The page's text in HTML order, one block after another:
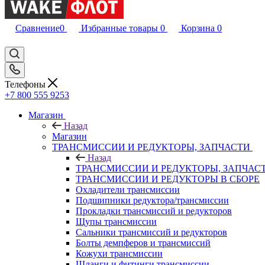
Сравнение0 Избранные товары 0 Корзина 0
Телефоны
+7 800 555 9253
Магазин
Назад
Магазин
ТРАНСМИССИИ И РЕДУКТОРЫ, ЗАПЧАСТИ
Назад
ТРАНСМИССИИ И РЕДУКТОРЫ,
ТРАНСМИССИИ И РЕДУКТОРЫ В СБОРЕ
Охладители трансмиссии
Подшипники редуктора/трансмиссии
Прокладки трансмиссий и редукторов
Щупы трансмиссии
Сальники трансмиссий и редукторов
Болты демпферов и трансмиссий
Кожухи трансмиссии